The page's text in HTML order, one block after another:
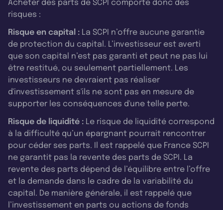
Acheter des parts de SCPI comporte donc des
risques :
Risque en capital : La SCPI n’offre aucune garantie
de protection du capital. L’investisseur est averti
que son capital n’est pas garanti et peut ne pas lui
être restitué, ou seulement partiellement. Les
investisseurs ne devraient pas réaliser
d'investissement s'ils ne sont pas en mesure de
supporter les conséquences d'une telle perte.
Risque de liquidité : Le risque de liquidité correspond
à la difficulté qu’un épargnant pourrait rencontrer
pour céder ses parts. Il est rappelé que France SCPI
ne garantit pas la revente des parts de SCPI. La
revente des parts dépend de l’équilibre entre l’offre
et la demande dans le cadre de la variabilité du
capital. De manière générale, il est rappelé que
l’investissement en parts ou actions de fonds